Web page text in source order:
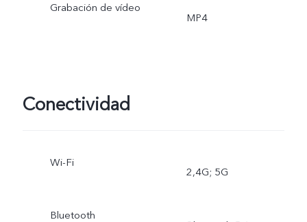
Grabación de vídeo
MP4
Conectividad
Wi-Fi
2,4G; 5G
Bluetooth